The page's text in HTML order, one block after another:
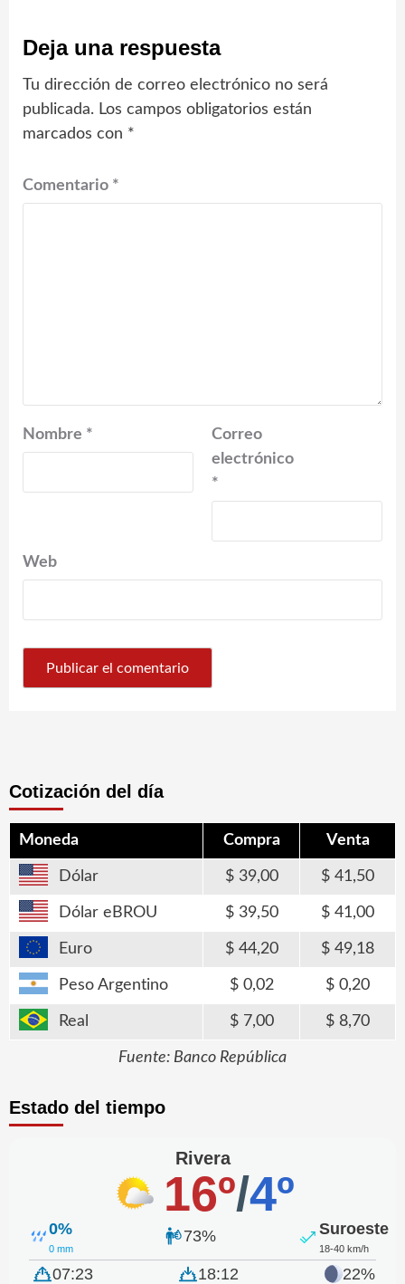
Deja una respuesta
Tu dirección de correo electrónico no será
publicada. Los campos obligatorios están
marcados con *
Comentario *
Nombre *
Correo
electrónico
*
Web
Cotización del día
Moneda Compra Venta
Dólar 39,00 41,50
Dólar eBROU 39,50 41,00
Euro 44,20 49,18
Peso Argentino 0,02 0,20
Real 7,00 8,70
Fuente: Banco República
Estado del tiempo
Rivera
16º/4º
0%
0 mm
73% Suroeste
18-40 km/h
07:23 18:12 22%